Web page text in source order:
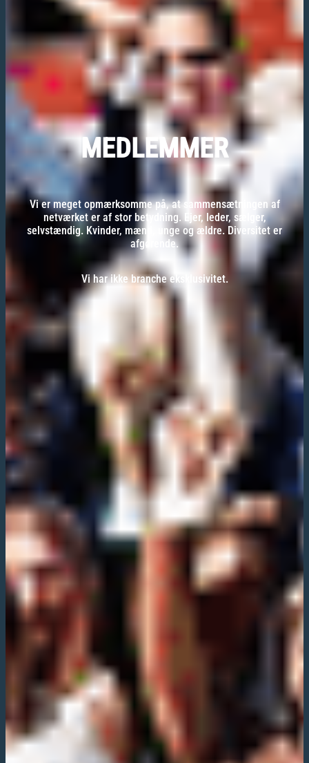
MEDLEMMER
Vi er meget opmærksomme på, at sammensætningen af
netværket er af stor betydning. Ejer, leder, sælger,
selvstændig. Kvinder, mænd, unge og ældre. Diversitet er
afgørende.
Vi har ikke branche eksklusivitet.